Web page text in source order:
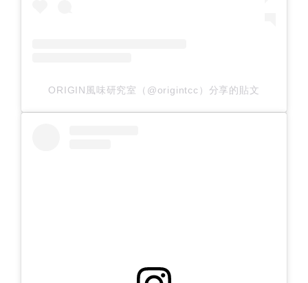
ORIGIN風味研究室（@origintcc）分享的貼文